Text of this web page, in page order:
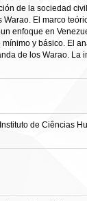
de la sociedad
El marco
enfoque en
y básico. El
de los Warao.
de Ciências